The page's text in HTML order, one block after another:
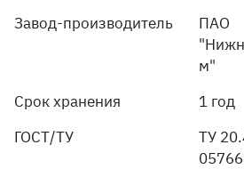
Завод-производитель
ПАО
м"
Срок хранения
1 год
ГОСТ/ТУ
TУ